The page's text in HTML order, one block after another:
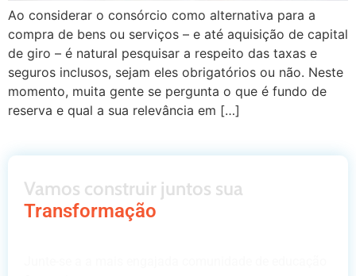
Ao considerar o consórcio como alternativa para a
compra de bens ou serviços – e até aquisição de capital
de giro – é natural pesquisar a respeito das taxas e
seguros inclusos, sejam eles obrigatórios ou não. Neste
momento, muita gente se pergunta o que é fundo de
reserva e qual a sua relevância em […]
Vamos construir juntos sua
Transformação